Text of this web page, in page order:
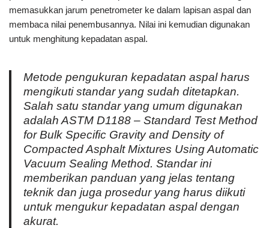
memasukkan jarum penetrometer ke dalam lapisan aspal dan
membaca nilai penembusannya. Nilai ini kemudian digunakan
untuk menghitung kepadatan aspal.
Metode pengukuran kepadatan aspal harus
mengikuti standar yang sudah ditetapkan.
Salah satu standar yang umum digunakan
adalah ASTM D1188 – Standard Test Method
for Bulk Specific Gravity and Density of
Compacted Asphalt Mixtures Using Automatic
Vacuum Sealing Method. Standar ini
memberikan panduan yang jelas tentang
teknik dan juga prosedur yang harus diikuti
untuk mengukur kepadatan aspal dengan
akurat.